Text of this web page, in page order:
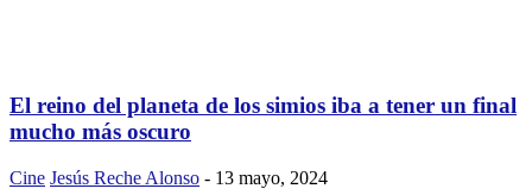
El reino del planeta de los simios iba a tener un final
mucho más oscuro
Cine Jesús Reche Alonso - 13 mayo, 2024